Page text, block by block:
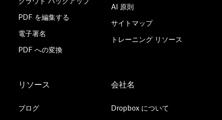
PDF を編集する
電子署名
PDF への変換
AI 原則
サイトマップ
トレーニング リソース
リソース
ブログ
会社名
Dropbox について